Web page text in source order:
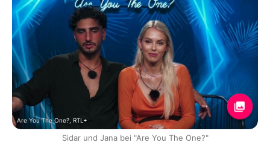
Are You The One?, RTL+
Sidar und Jana bei "Are You The One?"